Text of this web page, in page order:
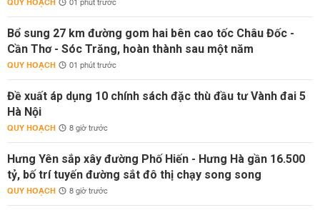
01 phút trước
Bổ sung 27 km đường gom hai bên cao tốc Châu Đốc -
Cần Thơ - Sóc Trăng, hoàn thành sau một năm
QUY HOẠCH 01 phút trước
Đề xuất áp dụng 10 chính sách đặc thù đầu tư Vành đai 5
Hà Nội
QUY HOẠCH 8 giờ trước
Hưng Yên sắp xây đường Phố Hiến - Hưng Hà gần 16.500
tỷ, bố trí tuyến đường sắt đô thị chạy song song
QUY HOẠCH 8 giờ trước